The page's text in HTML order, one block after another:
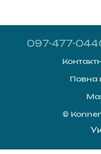
097-477-
Повна
©